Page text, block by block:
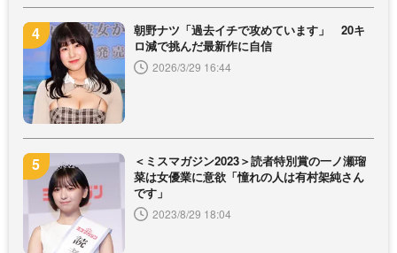
朝野ナツ「過去イチで攻めています」 20キ
ロ減で挑んだ最新作に自信
2026/3/29 16:44
＜ミスマガジン2023＞読者特別賞の一ノ瀬瑠
菜は女優業に意欲「憧れの人は有村架純さん
です」
2023/8/29 18:04